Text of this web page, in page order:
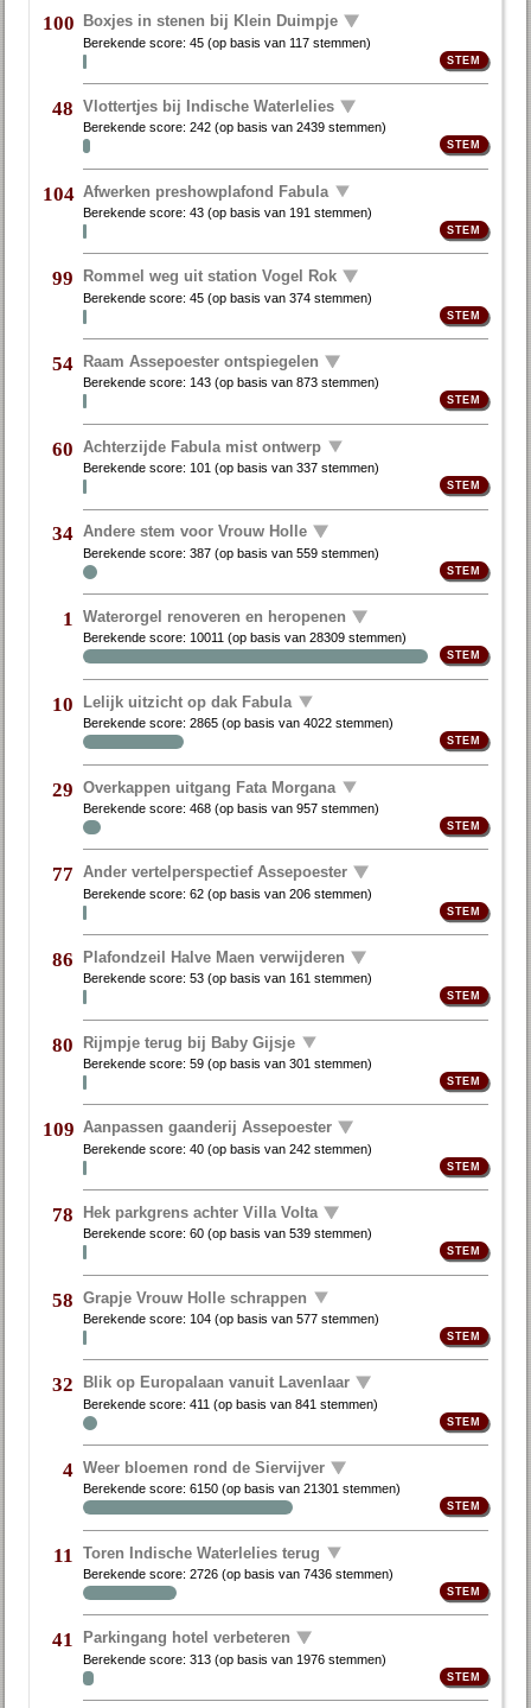
100 Boxjes in stenen bij Klein Duimpje
Berekende score:45 (op basis van 117 stemmen)
48 Vlottertjes bij Indische Waterlelies
Berekende score:242 (op basis van2439 stemmen)
104 Afwerken preshowplafond Fabula
Berekende score:43 (op basis van 191 stemmen)
99 Rommel weg uit station Vogel Rok
Berekende score:45 (op basis van374 stemmen)
54 Raam Assepoester ontspiegelen
Berekende score: 143 (op basis van873 stemmen)
60 Achterzijde Fabula mist ontwerp
Berekende score: 101 (op basis van337 stemmen)
34 Andere stem voor Vrouw Holle
Berekende score:387 (op basis van559 stemmen)
1 Waterorgel renoveren en heropenen
Berekende score:10011 (op basis van28309 stemmen)
10 Lelijk uitzicht op dak Fabula
Berekende score:2865 (op basis van4022 stemmen)
29 Overkappen uitgang Fata Morgana
Berekende score:468 (op basis van957 stemmen)
77 Ander vertelperspectief Assepoester
Berekende score:62 (op basis van206 stemmen)
86 Plafondzeil Halve Maen verwijderen
Berekende score:53 (op basis van 161 stemmen)
80 Rijmpje terug bij Baby Gijsje
Berekende score:59 (op basis van301 stemmen)
109 Aanpassen gaanderij Assepoester
Berekende score:40 (op basis van242 stemmen)
78 Hek parkgrens achter Villa Volta
Berekende score:60 (op basis van539 stemmen)
58 Grapje Vrouw Holle schrappen
Berekende score: 104 (op basis van577 stemmen)
32 Blik op Europalaan vanuit Lavenlaar
Berekende score:411 (op basis van841 stemmen)
4 Weer bloemen rond de Siervijver
Berekende score:6150 (op basis van21301 stemmen)
11 Toren Indische Waterlelies terug
Berekende score:2726 (op basis van7436 stemmen)
41 Parkingang hotel verbeteren
Berekende score:313 (op basis van 1976 stemmen)